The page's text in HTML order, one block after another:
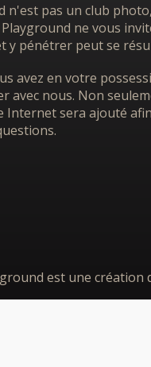
n'est pas un club
ne vous
y pénétrer peut se
avez en votre
avec nous. Non
Internet sera ajouté
est une création